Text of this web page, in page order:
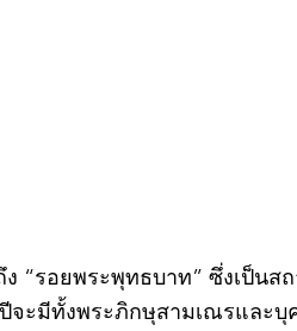
“รอยพระพุทธบาท” ซึ่งเป็น
ะมีทั้งพระภิกษุสามเณรและบุ